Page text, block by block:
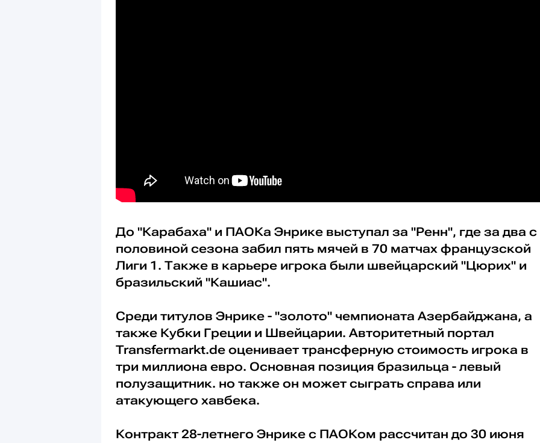
До "Карабаха" и ПАОКа Энрике выступал за "Ренн", где за два с
половиной сезона забил пять мячей в 70 матчах французской
Лиги 1. Также в карьере игрока были швейцарский "Цюрих" и
бразильский "Кашиас".
Среди титулов Энрике - "золото" чемпионата Азербайджана, а
также Кубки Греции и Швейцарии. Авторитетный портал
Transfermarkt.de оценивает трансферную стоимость игрока в
три миллиона евро. Основная позиция бразильца - левый
полузащитник. но также он может сыграть справа или
атакующего хавбека.
Контракт 28-летнего Энрике с ПАОКом рассчитан до 30 июня